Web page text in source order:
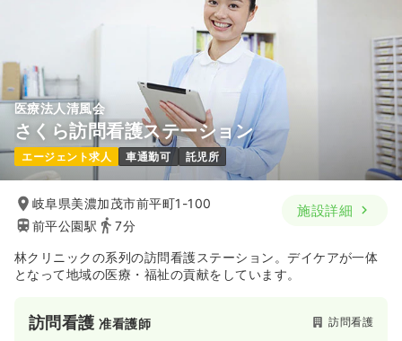
医療法人清風会
さくら訪問看護ステーション
エージェント求人 車通勤可 託児所
岐阜県美濃加茂市前平町1-100
前平公園駅
7分
施設詳細
林クリニックの系列の訪問看護ステーション。デイケアが一体
となって地域の医療・福祉の貢献をしています。
訪問看護准看護師 訪問看護